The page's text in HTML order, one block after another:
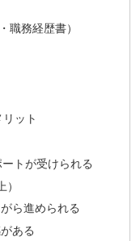
職務経歴書）
ット
トが受けられる
ら進められる
ある